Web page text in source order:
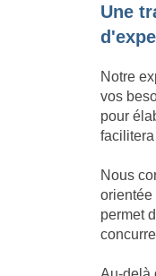
Une
Notre
vos
pour
Nous
orientée
permet